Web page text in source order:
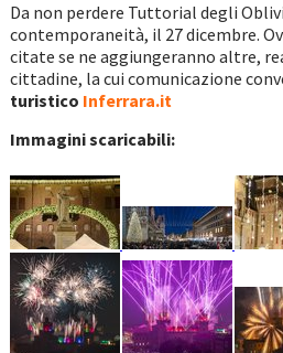
Da non perdere Tuttorial degli
contemporaneità, il 27 dicembre.
citate se ne aggiungeranno altre,
cittadine, la cui comunicazione
turistico Inferrara.it
Immagini scaricabili: